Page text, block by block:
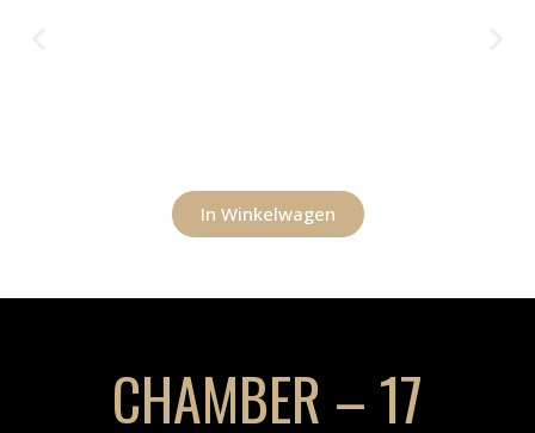
In Winkelwagen
CHAMBER – 17